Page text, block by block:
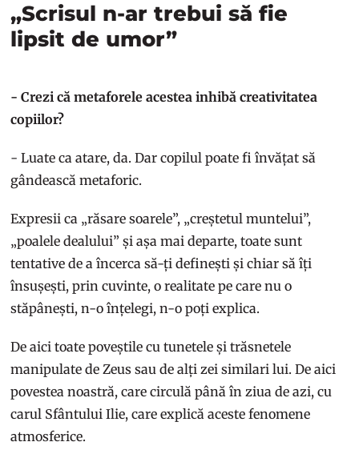
„Scrisul n-ar trebui să fie
lipsit de umor”
- Crezi că metaforele acestea inhibă creativitatea
copiilor?
- Luate ca atare, da. Dar copilul poate fi învățat să
gândească metaforic.
Expresii ca „răsare soarele”, „creștetul muntelui”,
„poalele dealului” și așa mai departe, toate sunt
tentative de a încerca să-ți definești și chiar să îți
însușești, prin cuvinte, o realitate pe care nu o
stăpânești, n-o înțelegi, n-o poți explica.
De aici toate poveștile cu tunetele și trăsnetele
manipulate de Zeus sau de alți zei similari lui. De aici
povestea noastră, care circulă până în ziua de azi, cu
carul Sfântului Ilie, care explică aceste fenomene
atmosferice.